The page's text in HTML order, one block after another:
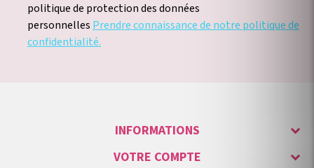
politique de protection des données
personnelles Prendre connaissance de notre politique de
confidentialité.
INFORMATIONS
VOTRE COMPTE